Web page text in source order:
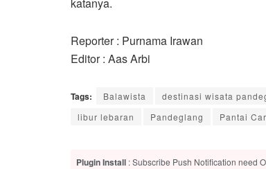
Reporter : Purnama Irawan
Editor : Aas Arbi
Tags: Balawista destinasi wisata
libur lebaran
Pandeglang Pantai
Plugin Install : Subscribe Push Notification need